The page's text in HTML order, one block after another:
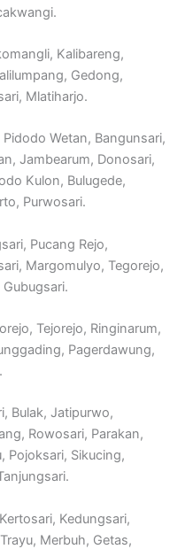
Kalibareng,
Gedong,
Mlatiharjo.
Wetan, Bangunsari,
Jambearum, Donosari,
Kulon, Bulugede,
Purwosari.
Pucang Rejo,
Margomulyo, Tegorejo,
Tejorejo, Ringinarum,
Pagerdawung,
Bulak, Jatipurwo,
Rowosari, Parakan,
Pojoksari, Sikucing,
Kedungsari,
Merbuh, Getas,